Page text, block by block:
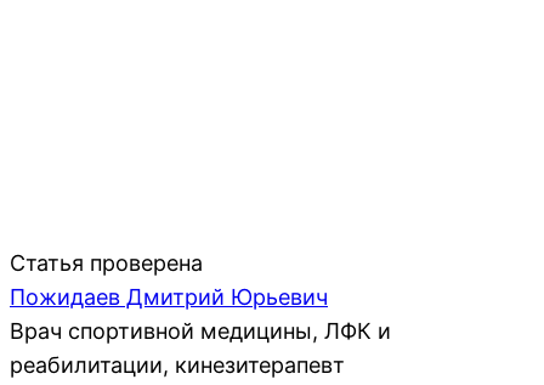
Статья проверена
Пожидаев Дмитрий Юрьевич
Врач спортивной медицины, ЛФК и
реабилитации, кинезитерапевт